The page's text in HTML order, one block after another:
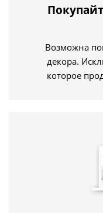
Возможна
декора.
которое